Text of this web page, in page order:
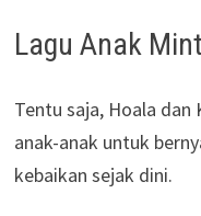
Lagu Anak
Tentu saja, Hoala
anak-anak untuk
kebaikan sejak dini.